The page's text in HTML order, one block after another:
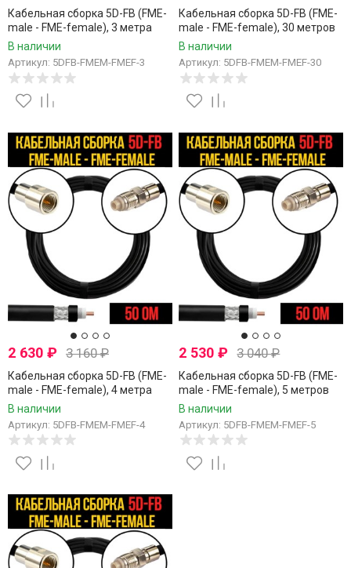
Кабельная сборка 5D-FB (FME-
male - FME-female), 3 метра
В наличии
Артикул: 5DFB-FMEM-FMEF-3
Кабельная сборка 5D-FB (FME-
male - FME-female), 30 метров
В наличии
Артикул: 5DFB-FMEM-FMEF-30
2 630 ₽ 3 160₽
Кабельная сборка 5D-FB (FME-
male - FME-female), 4 метра
В наличии
Артикул: 5DFB-FMEM-FMEF-4
2 530₽ 3 040₽
Кабельная сборка 5D-FB (FME-
male - FME-female), 5 метров
В наличии
Артикул: 5DFB-FMEM-FMEF-5